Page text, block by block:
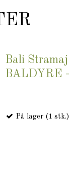
Bali
BALDYRE
På lager (1 stk.)